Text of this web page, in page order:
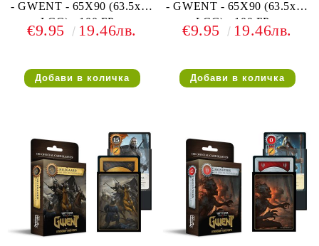
- GWENT - 65X90 (63.5x88
LCG) - 100 БР. -
SCOIA'TAEL FACTION
€9.95 19.46лв.
- GWENT - 65X90 (63.5x88
LCG) - 100 БР. -
NORTHERN REALMS
€9.95 19.46лв.